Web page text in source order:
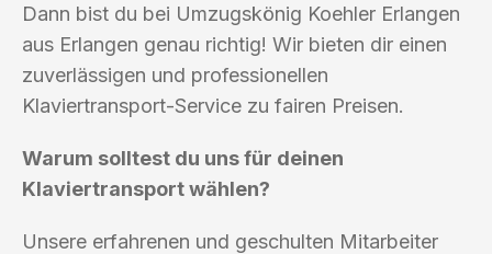
Dann bist du bei Umzugskönig Koehler Erlangen
aus Erlangen genau richtig! Wir bieten dir einen
zuverlässigen und professionellen
Klaviertransport-Service zu fairen Preisen.
Warum solltest du uns für deinen
Klaviertransport wählen?
Unsere erfahrenen und geschulten Mitarbeiter